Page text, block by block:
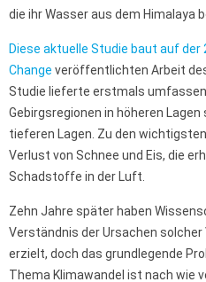
die ihr Wasser aus dem Himalaya
Diese aktuelle Studie baut auf der
Change veröffentlichten Arbeit
Studie lieferte erstmals
Gebirgsregionen in höheren
tieferen Lagen. Zu den
Verlust von Schnee und Eis, die
Schadstoffe in der Luft.
Zehn Jahre später haben
Verständnis der Ursachen solcher
erzielt, doch das grundlegende
Thema Klimawandel ist nach wie